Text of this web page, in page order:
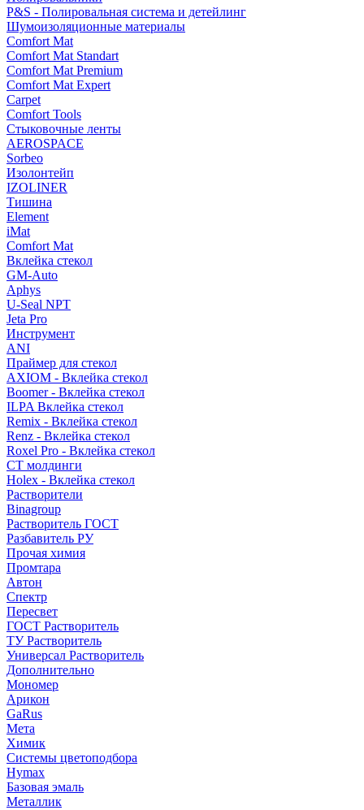
P&S - Полировальная система и детейлинг
Шумоизоляционные материалы
Comfort Mat
Comfort Mat Standart
Comfort Mat Premium
Comfort Mat Expert
Carpet
Comfort Tools
Стыковочные ленты
AEROSPACE
Sorbeo
Изолонтейп
IZOLINER
Тишина
Element
iMat
Comfort Mat
Вклейка стекол
GM-Auto
Aphys
U-Seal NPT
Jeta Pro
Инструмент
ANI
Праймер для стекол
AXIOM - Вклейка стекол
Boomer - Вклейка стекол
ILPA Вклейка стекол
Remix - Вклейка стекол
Renz - Вклейка стекол
Roxel Pro - Вклейка стекол
СТ молдинги
Holex - Вклейка стекол
Растворители
Binagroup
Растворитель ГОСТ
Разбавитель РУ
Прочая химия
Промтара
Автон
Спектр
Пересвет
ГОСТ Растворитель
ТУ Растворитель
Универсал Растворитель
Дополнительно
Мономер
Арикон
GaRus
Мета
Химик
Системы цветоподбора
Hymax
Базовая эмаль
Металлик